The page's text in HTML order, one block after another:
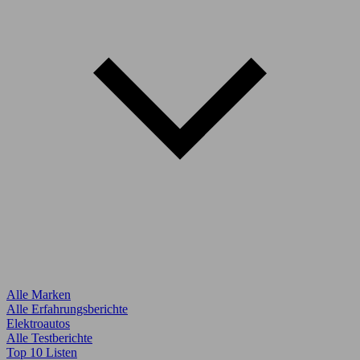
Alle Marken
Alle Erfahrungsberichte
Elektroautos
Alle Testberichte
Top 10 Listen